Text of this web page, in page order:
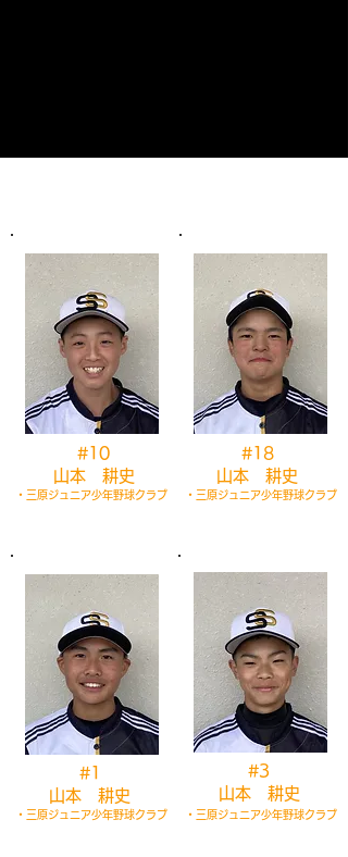
​#10
山本 耕史
・三原ジュニア少年野球クラブ
​#18
山本 耕史
・三原ジュニア少年野球クラブ
​#1
山本 耕史
・三原ジュニア少年野球クラブ
​#3
山本 耕史
・三原ジュニア少年野球クラブ